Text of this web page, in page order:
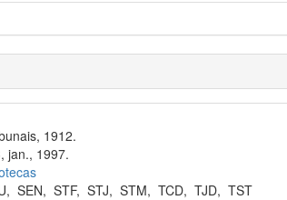
1912.
jan., 1997.
,SEN,STF,STJ,STM,TCD,TJD,TST